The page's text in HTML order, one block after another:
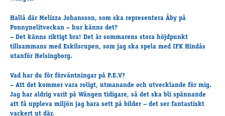
Presentkort
Tävlingsdagar
FAQ
Travkonferens
Exponering & värdskap
Aktiviteter
Hallå där Melizza Johansson, som ska representera Åby på
Ponnynelitveckan – hur känns det?
– Det känns riktigt bra! Det är sommarens stora höjdpunkt
tillsammans med Eskilscupen, som jag ska spela med IFK Hindås
utanför Helsingborg.
Vad har du för förväntningar på P.E.V?
– Att det kommer vara roligt, utmanande och utvecklande för mig.
Jag har aldrig varit på Wången tidigare, så det ska bli spännande
att få uppleva miljön jag bara sett på bilder – det ser fantastiskt
vackert ut där.